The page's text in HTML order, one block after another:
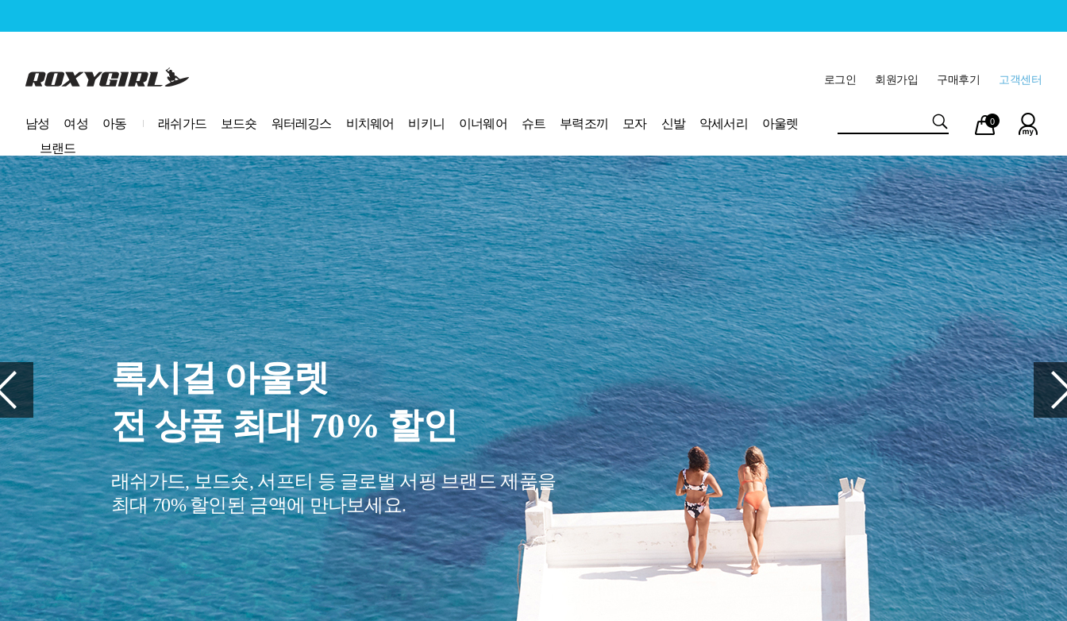
로고 고객센터
구매후기
회원가입
로그인
남성 여성 아동 래쉬가드 보드숏 워터레깅스 비치웨어 비키니 이너웨어 슈트 부력조끼 모자 신발 악세서리
아울렛
브랜드
마이
페이
장바
구니
0
여행을 준비하세요?
꼭 챙겨야 할 여행 필수품
당신의 여행을 편안하게 만들어줄
여행 아이템을 만나보세요